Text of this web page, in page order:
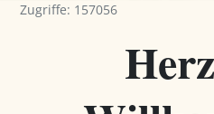
Zugriffe: 157056